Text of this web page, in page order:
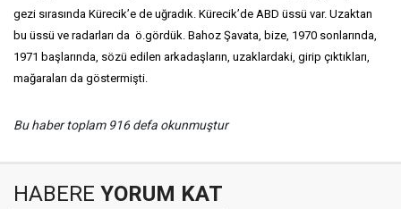
gezi sırasında Kürecik’e de uğradık. Kürecik’de ABD üssü var. Uzaktan
bu üssü ve radarları da ö.gördük. Bahoz Şavata, bize, 1970 sonlarında,
1971 başlarında, sözü edilen arkadaşların, uzaklardaki, girip çıktıkları,
mağaraları da göstermişti.
Bu haber toplam 916 defa okunmuştur
HABERE YORUM KAT